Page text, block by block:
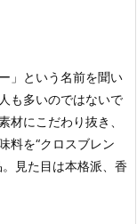
」という名前を聞い
も多いのではないで
材にこだわり抜き、
料を“クロスブレン
見た目は本格派、香